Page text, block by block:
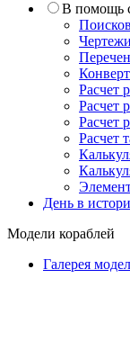
В помощь
Расчет
Расчет
Расчет
Расчет
День в
Модели кораблей
Галерея